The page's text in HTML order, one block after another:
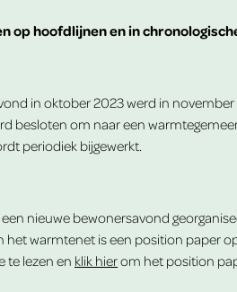
op hoofdlijnen en in
in oktober 2023 werd in
besloten om naar een
periodiek bijgewerkt.
nieuwe bewonersavond
het warmtenet is een position paper
te lezen en klik hierom het position